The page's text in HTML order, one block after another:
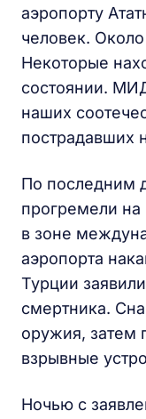
аэропорту
человек.
Некоторые
состоянии.
наших
пострадавших
По последним
прогремели на
в зоне
аэропорта
Турции
смертника.
оружия, затем
взрывные
Ночью с